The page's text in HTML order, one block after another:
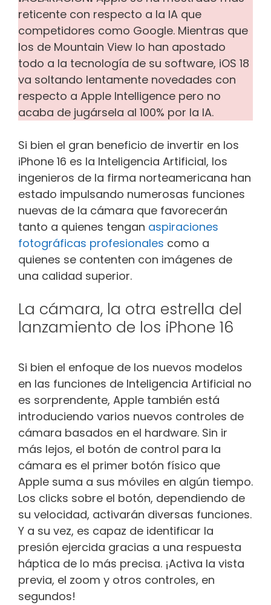
reticente con respecto a la IA que
competidores como Google. Mientras que
los de Mountain View lo han apostado
todo a la tecnología de su software, iOS 18
va soltando lentamente novedades con
respecto a Apple Intelligence pero no
acaba de jugársela al 100% por la IA.
Si bien el gran beneficio de invertir en los
iPhone 16 es la Inteligencia Artificial, los
ingenieros de la firma norteamericana han
estado impulsando numerosas funciones
nuevas de la cámara que favorecerán
tanto a quienes tengan aspiraciones
fotográficas profesionales como a
quienes se contenten con imágenes de
una calidad superior.
La cámara, la otra estrella del
lanzamiento de los iPhone 16
Si bien el enfoque de los nuevos modelos
en las funciones de Inteligencia Artificial no
es sorprendente, Apple también está
introduciendo varios nuevos controles de
cámara basados ​​en el hardware. Sin ir
más lejos, el botón de control para la
cámara es el primer botón físico que
Apple suma a sus móviles en algún tiempo.
Los clicks sobre el botón, dependiendo de
su velocidad, activarán diversas funciones.
Y a su vez, es capaz de identificar la
presión ejercida gracias a una respuesta
háptica de lo más precisa. ¡Activa la vista
previa, el zoom y otros controles, en
segundos!